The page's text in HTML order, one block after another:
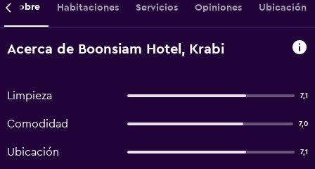
Sobre Habitaciones Servicios Opiniones Ubicación
Acerca de Boonsiam Hotel, Krabi
Limpieza 7,1
Comodidad 7,0
Ubicación 7,1